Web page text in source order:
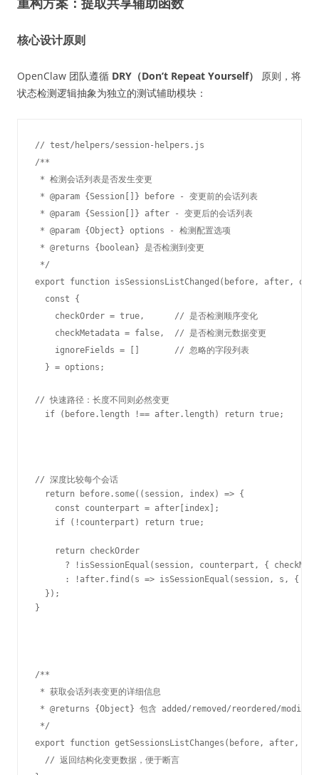
核心设计原则
OpenClaw 团队遵循 DRY（Don’t Repeat Yourself）
原则，将
状态检测逻辑抽象为独立的测试辅助模块：
// test/helpers/session-helpers.js
/**
* 检测会话列表是否发生变更
* @param {Session[]} before - 变更前的会话列表
* @param {Session[]} after - 变更后的会话列表
* @param {Object} options - 检测配置选项
* @returns {boolean} 是否检测到变更
*/
export function isSessionsListChanged(before, after,
  const {
    checkOrder = true,      // 是否检测顺序变化
    checkMetadata = false,  // 是否检测元数据变更
    ignoreFields = []       // 忽略的字段列表
  } = options;
// 快速路径：长度不同则必然变更
  if (before.length !== after.length) return true;
// 深度比较每个会话
  return before.some((session, index) => {
    const counterpart = after[index];
    if (!counterpart) return true;
    return checkOrder
? !isSessionEqual(session, counterpart, {
: !after.find(s => isSessionEqual(session, s, {
  });
}
/**
* 获取会话列表变更的详细信息
* @returns {Object} 包含 added/removed/reordered/modified
*/
export function getSessionsListChanges(before, after,
  // 返回结构化变更数据，便于断言